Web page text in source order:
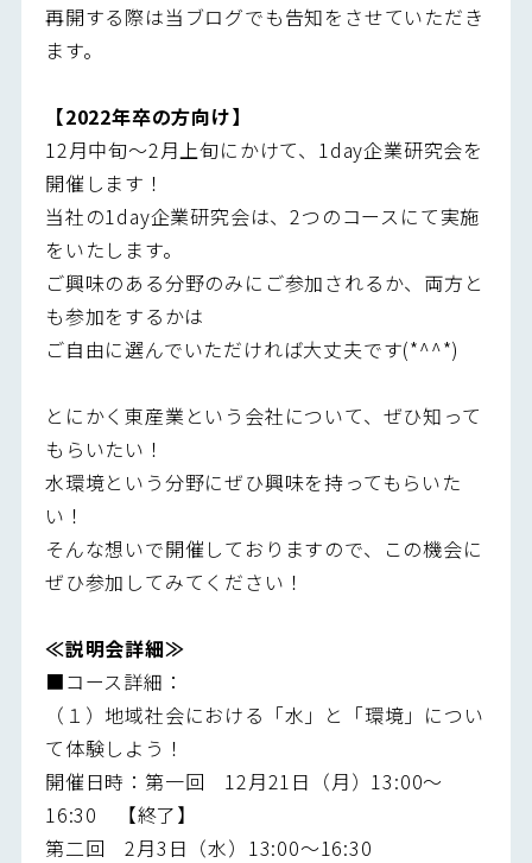
再開する際は当ブログでも告知をさせていただき
ます。
【2022年卒の方向け】
12月中旬～2月上旬にかけて、1day企業研究会を
開催します！
当社の1day企業研究会は、2つのコースにて実施
をいたします。
ご興味のある分野のみにご参加されるか、両方と
も参加をするかは
ご自由に選んでいただければ大丈夫です(*^^*)
とにかく東産業という会社について、ぜひ知って
もらいたい！
水環境という分野にぜひ興味を持ってもらいた
い！
そんな想いで開催しておりますので、この機会に
ぜひ参加してみてください！
≪説明会詳細≫
■コース詳細：
（１）地域社会における「水」と「環境」につい
て体験しよう！
開催日時：第一回 12月21日（月）13:00～
16:30 【終了】
第二回 2月3日（水）13:00～16:30